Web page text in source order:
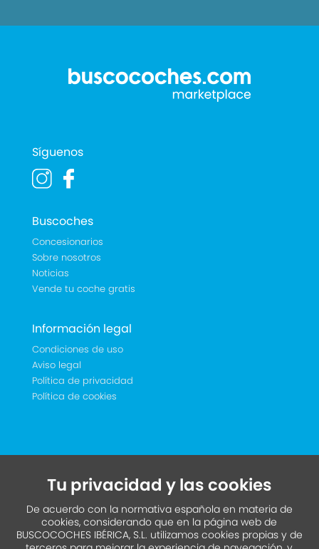
Síguenos
Buscoches
Concesionarios
Sobre nosotros
Noticias
Vende tu coche gratis
Información legal
Condiciones de uso
Aviso legal
Política de privacidad
Política de cookies
Tu privacidad y las cookies
De acuerdo con la normativa española en materia de
cookies, considerando que en la página web de
BUSCOCOCHES IBÉRICA, S.L. utilizamos cookies propias y de